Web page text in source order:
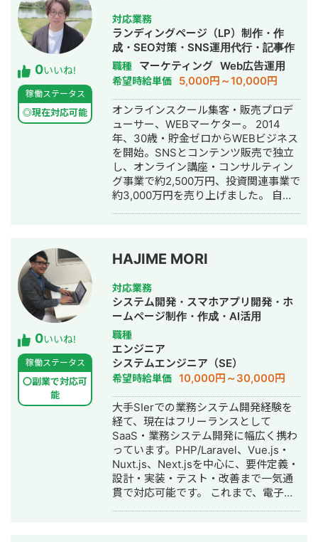
0いいね!
稼働ステータス
◎現在対応可能
対応業務
ランディングページ（LP）制作・作
成・SEO対策・SNS運用代行・記事作
成代行・ライティング・オウンドメデ
ィア制作・構築・運用代行・AI活用
職種 マーケティング Web広告運用
希望時給単価 5,000円～10,000円
オンラインスクール集客・販売プロデ
ューサー、WEBマーケター。 2014
年、30歳・貯金ゼロからWEBビジネス
を開始。SNSとコンテンツ販売で独立
し、オンライン講座・コンサルティン
グ事業で約2,500万円、投資関連事業で
約3,000万円を売り上げました。 自ら
代行を開始。関連案件50件以上、顧客
評価★5。 現在は商品コンセプト設
計、Meta広告、LP、ウェビナー、ステ
ップ配信、個別相談、数値分析までを
一気通貫で支援しています。 支援先に
は月商1,000万円、年商1億円規模のス
クール事業もあります。
0いいね!
稼働ステータス
〇副業で対応可
能
HAJIME MORI
対応業務
システム開発・スマホアプリ開発・ホ
ームページ制作・作成・AI活用
職種
エンジニア
システムエンジニア（SE）
希望時給単価 10,000円～30,000円
大手SIerでの業務システム開発経験を
経て、現在はフリーランスとして
SaaS・業務システム開発に幅広く携わ
っています。PHP/Laravel、Vue.js・
Nuxt.js、Next.jsを中心に、要件定義・
設計・実装・テスト・改善まで一気通
貫で対応可能です。 これまで、電子契